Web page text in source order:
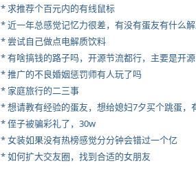
* 求推荐个百元内的有线鼠标
* 近一年总感觉记忆力很差，有没有蛋友有什么解
* 尝试自己做点电解质饮料
* 推广的不良婚姻惩罚师有人玩了吗
* 家庭旅行的二三事
* 侄子被骗彩礼了，30w
* 女装如果没有热榜感觉分分钟会错过一个亿
* 如何扩大交友圈，找到合适的女朋友